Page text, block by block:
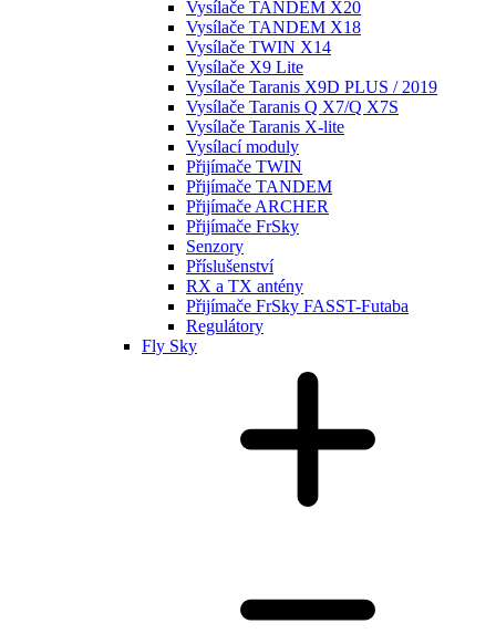
Vysílače TANDEM X20
Vysílače TANDEM X18
Vysílače TWIN X14
Vysílače X9 Lite
Vysílače Taranis X9D PLUS / 2019
Vysílače Taranis Q X7/Q X7S
Vysílače Taranis X-lite
Vysílací moduly
Přijímače TWIN
Přijímače TANDEM
Přijímače ARCHER
Přijímače FrSky
Senzory
Příslušenství
RX a TX antény
Přijímače FrSky FASST-Futaba
Regulátory
Fly Sky